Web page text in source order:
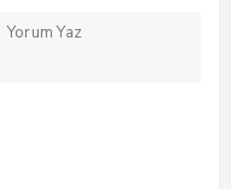
Yorum Yaz